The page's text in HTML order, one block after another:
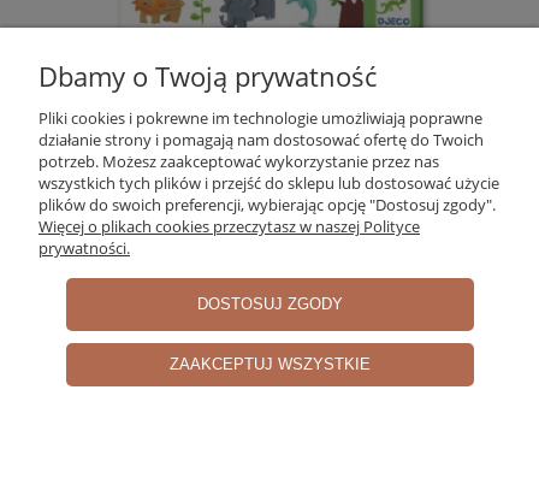
Djeco Zestaw Pojedynczych Naklejek Zwierzątka
Dbamy o Twoją prywatność
Pliki cookies i pokrewne im technologie umożliwiają poprawne
działanie strony i pomagają nam dostosować ofertę do Twoich
potrzeb. Możesz zaakceptować wykorzystanie przez nas
wszystkich tych plików i przejść do sklepu lub dostosować użycie
plików do swoich preferencji, wybierając opcję "Dostosuj zgody".
Więcej o plikach cookies przeczytasz w naszej Polityce
prywatności.
DOSTOSUJ ZGODY
ZAAKCEPTUJ WSZYSTKIE